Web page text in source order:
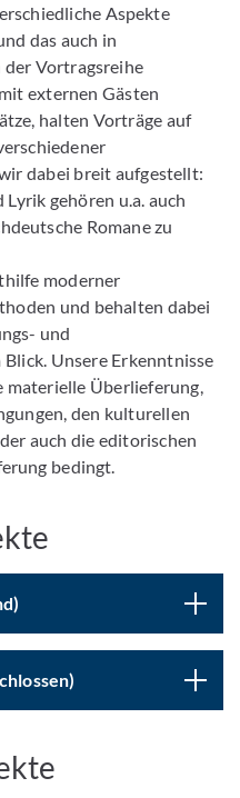
Aspekte
das auch in
der Vortragsreihe
externen Gästen
halten Vorträge auf
dabei breit aufgestellt:
gehören u.a. auch
Romane zu
moderner
und behalten dabei
und
Unsere Erkenntnisse
materielle Überlieferung,
den kulturellen
auch die editorischen
bedingt.